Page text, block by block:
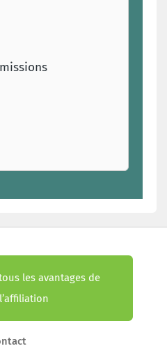
les avantages de
l’affiliation